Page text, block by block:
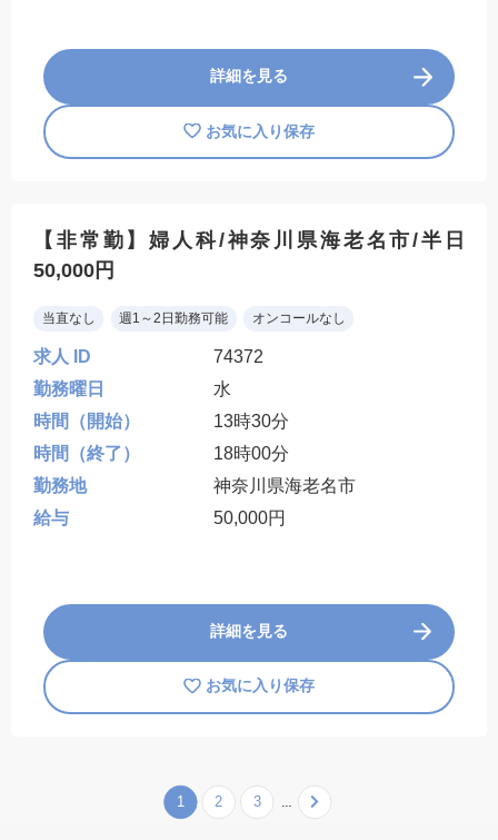
詳細を見る
お気に入り保存
【非常勤】婦人科/神奈川県海老名市/半日
50,000円
当直なし 週1～2日勤務可能 オンコールなし
求人 ID
74372
勤務曜日
水
時間（開始）
13時30分
時間（終了）
18時00分
勤務地
神奈川県海老名市
給与
50,000円
詳細を見る
お気に入り保存
1 2 3 Next